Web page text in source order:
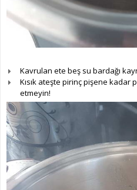
Kavrulan ete beş su bardağı
Kısık ateşte pirinç pişene kadar
etmeyin!